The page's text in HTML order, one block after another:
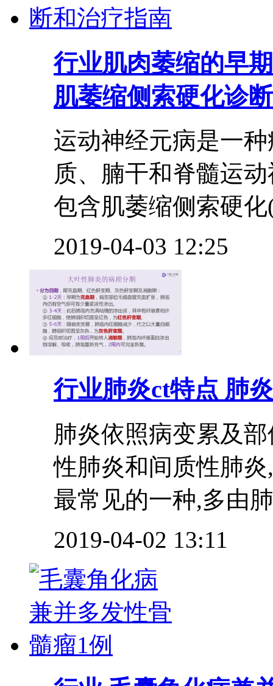
行业肌肉萎缩的早
肌萎缩侧索硬化诊
运动神经元病是一
质、腩干和脊髓运
包含肌萎缩侧索硬化
2019-04-03 12:25
行业肺炎ct特点 肺
肺炎依照病变累及
性肺炎和间质性肺
最常见的一种,多由
2019-04-02 13:11